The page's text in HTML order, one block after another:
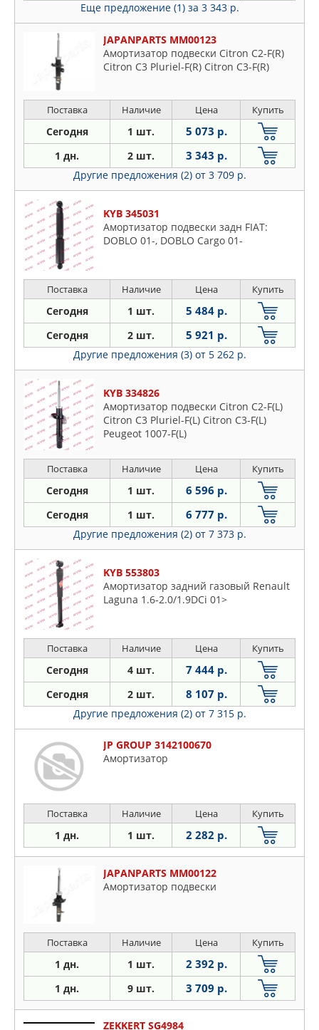
Еще предложение (1) за 3 343 р.
JAPANPARTS MM00123
Амортизатор подвески Citron C2-F(R)
Citron C3 Pluriel-F(R) Citron C3-F(R)
Поставка Наличие Цена Купить
Сегодня 1 шт. 5 073 р.
1 дн. 2 шт. 3 343 р.
Другие предложения (2) от 3 709 р.
KYB 345031
Амортизатор подвески задн FIAT:
DOBLO 01-, DOBLO Cargo 01-
Поставка Наличие Цена Купить
Сегодня 1 шт. 5 484 р.
Сегодня 2 шт. 5 921 р.
Другие предложения (3) от 5 262 р.
KYB 334826
Амортизатор подвески Citron C2-F(L)
Citron C3 Pluriel-F(L) Citron C3-F(L)
Peugeot 1007-F(L)
Поставка Наличие Цена Купить
Сегодня 1 шт. 6 596 р.
Сегодня 1 шт. 6 777 р.
Другие предложения (2) от 7 373 р.
KYB 553803
Амортизатор задний газовый Renault
Laguna 1.6-2.0/1.9DCi 01>
Поставка Наличие Цена Купить
Сегодня 4 шт. 7 444 р.
Сегодня 2 шт. 8 107 р.
Другие предложения (2) от 7 315 р.
JP GROUP 3142100670
Амортизатор
Поставка Наличие Цена Купить
1 дн. 1 шт. 2 282 р.
JAPANPARTS MM00122
Амортизатор подвески
Поставка Наличие Цена Купить
1 дн. 1 шт. 2 392 р.
1 дн. 9 шт. 3 709 р.
ZEKKERT SG4984